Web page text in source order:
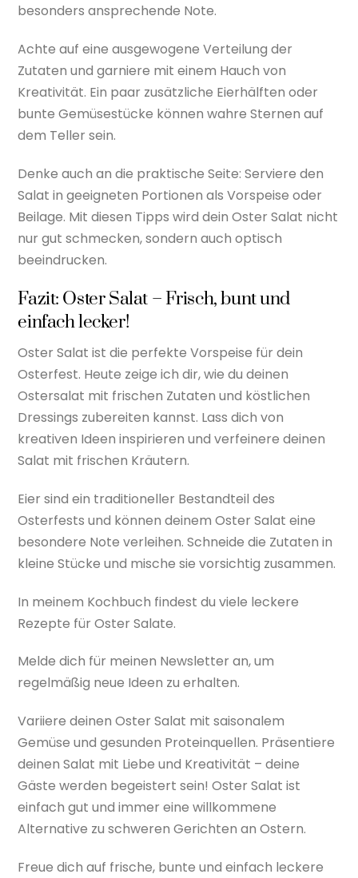
besonders ansprechende Note.
Achte auf eine ausgewogene Verteilung der
Zutaten und garniere mit einem Hauch von
Kreativität. Ein paar zusätzliche Eierhälften oder
bunte Gemüsestücke können wahre Sternen auf
dem Teller sein.
Denke auch an die praktische Seite: Serviere den
Salat in geeigneten Portionen als Vorspeise oder
Beilage. Mit diesen Tipps wird dein Oster Salat nicht
nur gut schmecken, sondern auch optisch
beeindrucken.
Fazit: Oster Salat – Frisch, bunt und
einfach lecker!
Oster Salat ist die perfekte Vorspeise für dein
Osterfest. Heute zeige ich dir, wie du deinen
Ostersalat mit frischen Zutaten und köstlichen
Dressings zubereiten kannst. Lass dich von
kreativen Ideen inspirieren und verfeinere deinen
Salat mit frischen Kräutern.
Eier sind ein traditioneller Bestandteil des
Osterfests und können deinem Oster Salat eine
besondere Note verleihen. Schneide die Zutaten in
kleine Stücke und mische sie vorsichtig zusammen.
In meinem Kochbuch findest du viele leckere
Rezepte für Oster Salate.
Melde dich für meinen Newsletter an, um
regelmäßig neue Ideen zu erhalten.
Variiere deinen Oster Salat mit saisonalem
Gemüse und gesunden Proteinquellen. Präsentiere
deinen Salat mit Liebe und Kreativität – deine
Gäste werden begeistert sein! Oster Salat ist
einfach gut und immer eine willkommene
Alternative zu schweren Gerichten an Ostern.
Freue dich auf frische, bunte und einfach leckere